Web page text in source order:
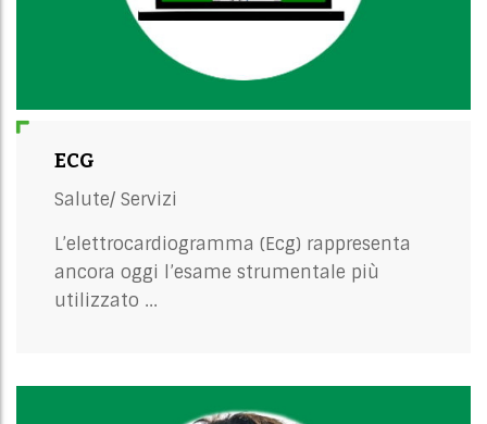
ECG
Salute/ Servizi
L’elettrocardiogramma (Ecg) rappresenta
ancora oggi l’esame strumentale più
utilizzato ...